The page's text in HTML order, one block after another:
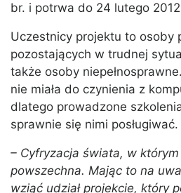
br. i potrwa do 24 lutego
Uczestnicy projektu to osoby
pozostających w trudnej
także osoby
nie miała do czynienia z
dlatego prowadzone
sprawnie się nimi posługiwać.
– Cyfryzacja świata, w
powszechna. Mając to na
wziąć udział projekcie, który